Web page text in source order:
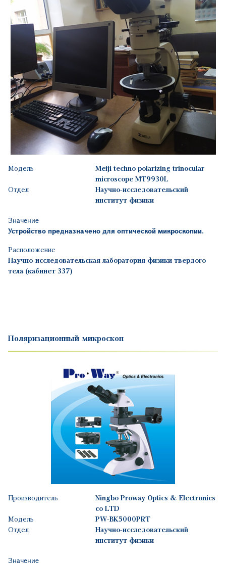
Модель
Meiji techno polarizing trinocular
microscope MT9930L
Отдел
Научно-исследовательский
институт физики
Значение
Устройство предназначено для оптической микроскопии.
Расположение
Научно-исследовательская лаборатория физики твердого
тела (кабинет 337)
Поляризационный микроскоп
Производитель
Ningbo Proway Optics & Electronics
co LTD
Модель
PW-BK5000PRT
Отдел
Научно-исследовательский
институт физики
Значение